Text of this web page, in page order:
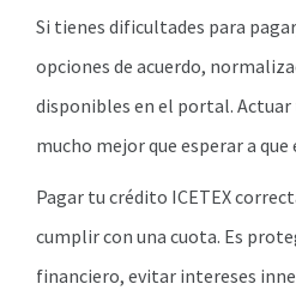
Si tienes dificultades para
opciones de acuerdo,
disponibles en el portal.
mucho mejor que esperar a que
Pagar tu crédito ICETEX
cumplir con una cuota. Es
financiero, evitar intereses